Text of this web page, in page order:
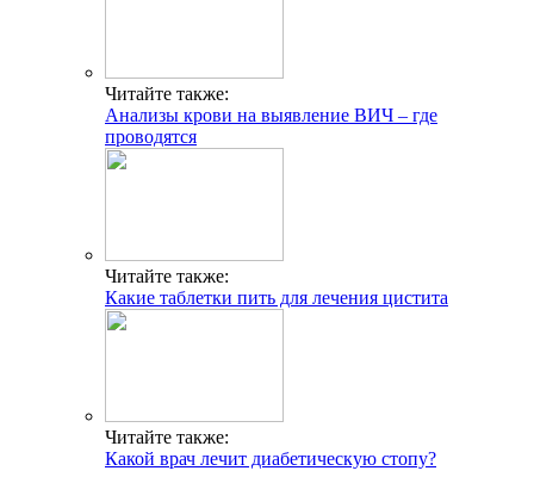
Читайте также:
Анализы крови на выявление ВИЧ – где
проводятся
Читайте также:
Какие таблетки пить для лечения цистита
Читайте также:
Какой врач лечит диабетическую стопу?